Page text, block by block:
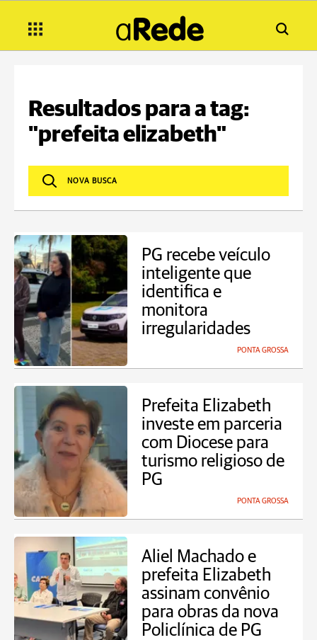
Resultados para a tag:
"prefeita elizabeth"
PG recebe veículo
inteligente que
identifica e
monitora
irregularidades
PONTA GROSSA
Prefeita Elizabeth
investe em parceria
com Diocese para
turismo religioso de
PG
PONTA GROSSA
Aliel Machado e
prefeita Elizabeth
assinam convênio
para obras da nova
Policlínica de PG